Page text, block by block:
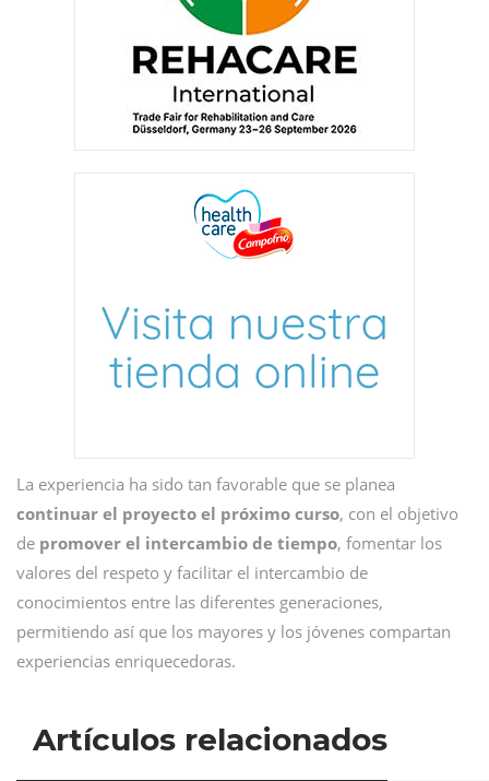
La experiencia ha sido tan favorable que se planea
continuar el proyecto el próximo curso, con el objetivo
de promover el intercambio de tiempo, fomentar los
valores del respeto y facilitar el intercambio de
conocimientos entre las diferentes generaciones,
permitiendo así que los mayores y los jóvenes compartan
experiencias enriquecedoras.
Artículos relacionados